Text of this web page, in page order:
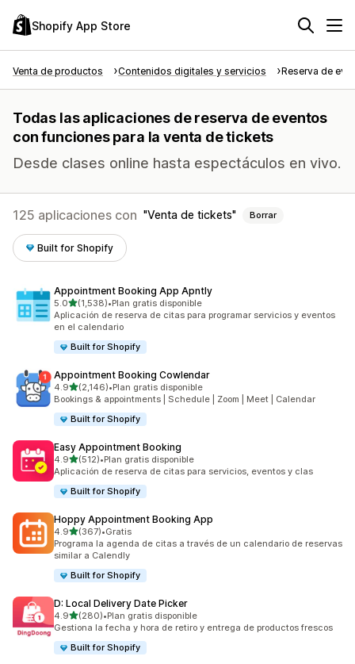
Shopify App Store
Venta de productos Contenidos digitales y servicios Reserva de
Todas las aplicaciones de reserva de eventos
con funciones para la venta de tickets
Desde clases online hasta espectáculos en vivo.
125 aplicaciones con Venta de tickets Borrar
Built for Shopify
Appointment Booking App Apntly
5.0de 5 estrellas
(1,538)
1538 reseñas en total
•Plan gratis disponible
Aplicación de reserva de citas para programar servicios y eventos
en el calendario
Built for Shopify
Appointment Booking Cowlendar
4.9de 5 estrellas
(2,146)
2146 reseñas en total
•Plan gratis disponible
Bookings & appointments | Schedule | Zoom | Meet | Calendar
Built for Shopify
Easy Appointment Booking
4.9de 5 estrellas
(512)
512 reseñas en total
•Plan gratis disponible
Aplicación de reserva de citas para servicios, eventos y clas
Built for Shopify
Hoppy Appointment Booking App
4.9de 5 estrellas
(367)
367 reseñas en total
•Gratis
Programa la agenda de citas a través de un calendario de reservas
similar a Calendly
Built for Shopify
D: Local Delivery Date Picker
4.9de 5 estrellas
(280)
280 reseñas en total
•Plan gratis disponible
Gestiona la fecha y hora de retiro y entrega de productos frescos
Built for Shopify